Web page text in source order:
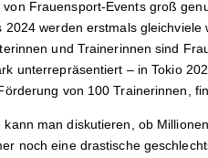
Frauensport-Events groß
2024 werden erstmals
und Trainerinnen sind
unterrepräsentiert – in Tokio
von 100 Trainerinnen,
kann man diskutieren, ob
noch eine drastische